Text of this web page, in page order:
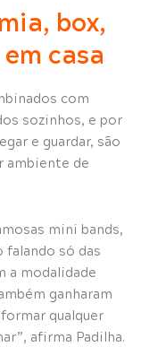
box,
casa
com
sozinhos, e por
e guardar, são
ambiente de
mini bands,
falando só das
a modalidade
ganharam
qualquer
afirma Padilha.